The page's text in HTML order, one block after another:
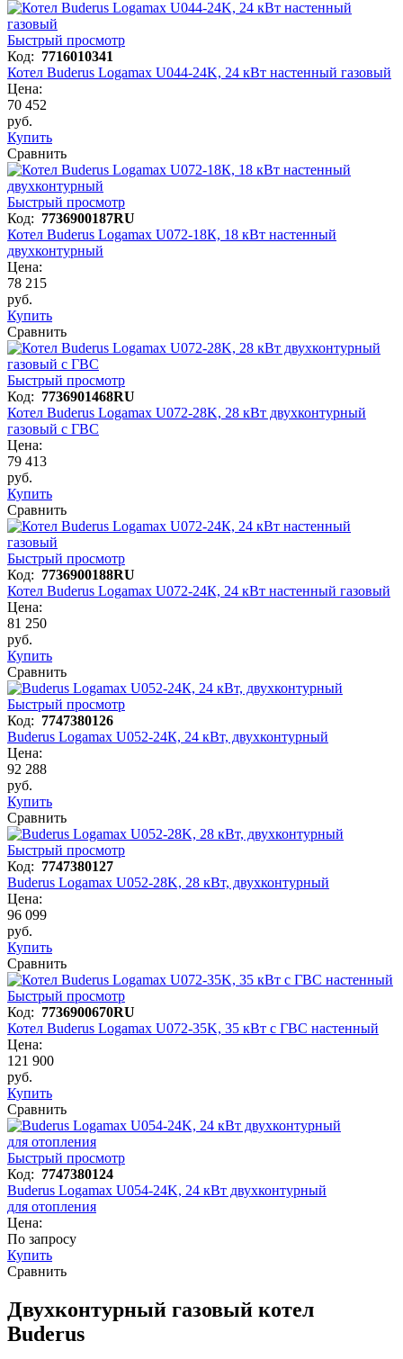
Быстрый просмотр
Код: 7716010341
Котел Buderus Logamax U044-24K, 24 кВт настенный газовый
Цена:
70 452
руб.
Купить
Сравнить
Быстрый просмотр
Код: 7736900187RU
Котел Buderus Logamax U072-18К, 18 кВт настенный
двухконтурный
Цена:
78 215
руб.
Купить
Сравнить
Быстрый просмотр
Код: 7736901468RU
Котел Buderus Logamax U072-28K, 28 кВт двухконтурный
газовый с ГВС
Цена:
79 413
руб.
Купить
Сравнить
Быстрый просмотр
Код: 7736900188RU
Котел Buderus Logamax U072-24К, 24 кВт настенный газовый
Цена:
81 250
руб.
Купить
Сравнить
Быстрый просмотр
Код: 7747380126
Buderus Logamax U052-24К, 24 кВт, двухконтурный
Цена:
92 288
руб.
Купить
Сравнить
Быстрый просмотр
Код: 7747380127
Buderus Logamax U052-28K, 28 кВт, двухконтурный
Цена:
96 099
руб.
Купить
Сравнить
Быстрый просмотр
Код: 7736900670RU
Котел Buderus Logamax U072-35K, 35 кВт с ГВС настенный
Цена:
121 900
руб.
Купить
Сравнить
Быстрый просмотр
Код: 7747380124
Buderus Logamax U054-24K, 24 кВт двухконтурный
для отопления
Цена:
По запросу
Купить
Сравнить
Двухконтурный газовый котел
Buderus